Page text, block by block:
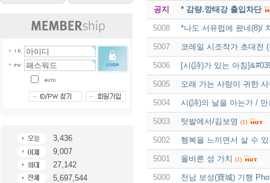
3,436
9,007
27,142
5,697,544
공지 * 감량.깡태강 출입차단
5008 *나도 서유럽에 왔네(8)/
5007 코레일 시조작가 초대전
5006 [시(詩)가 있는 아침
5005 오래 가는 사랑이 귀한
5004 시(詩)의 날을 아는가 /
5003 텃밭에서/김보영 (1)
5002 행복을 느끼면서 살 수
5001 올바른 성 가치 (1)
5000 전남 보성(寶城) 기행